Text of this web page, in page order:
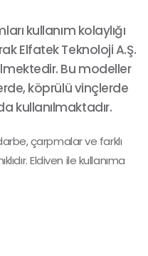
kullanım kolaylığı
Elfatek Teknoloji A.Ş.
Bu modeller
köprülü vinçlerde
kullanılmaktadır.
çarpmalar ve farklı
Eldiven ile kullanıma